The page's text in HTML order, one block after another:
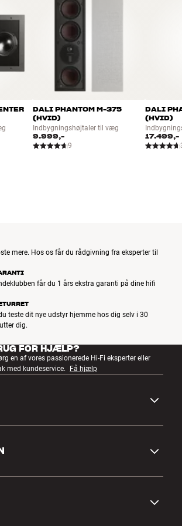
DALI PHANTOM M-375
(HVID)
Indbygningshøjtaler til væg
9.999,-
9
DALI
(HVID)
17.499,-
mere. Hos os får du rådgivning fra eksperter til
får du 1 års ekstra garanti på dine hifi
teste dit nye udstyr hjemme hos dig selv i 30
dig.
FOR HJÆLP?
en af vores passionerede Hi-Fi eksperter eller
med kundeservice.
Få hjælp